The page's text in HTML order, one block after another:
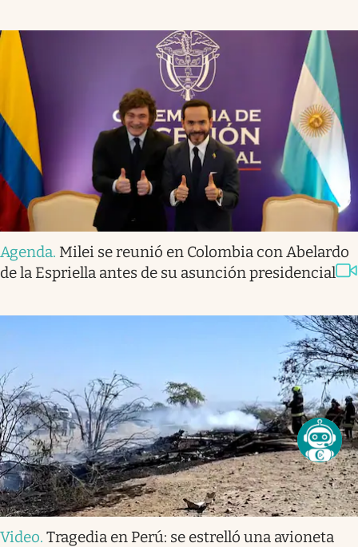
Agenda. Milei se reunió en Colombia con Abelardo
de la Espriella antes de su asunción presidencial
Video. Tragedia en Perú: se estrelló una avioneta